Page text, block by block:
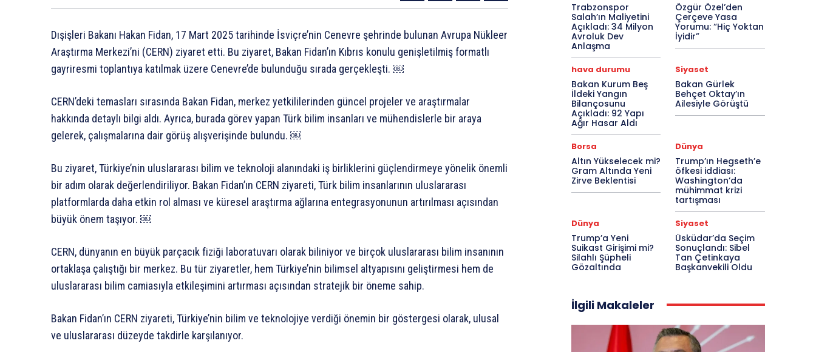
Dışişleri Bakanı Hakan Fidan, 17 Mart 2025 tarihinde İsviçre’nin Cenevre şehrinde bulunan Avrupa Nükleer
Araştırma Merkezi’ni (CERN) ziyaret etti. Bu ziyaret, Bakan Fidan’ın Kıbrıs konulu genişletilmiş formatlı
gayriresmi toplantıya katılmak üzere Cenevre’de bulunduğu sırada gerçekleşti. ￼
CERN’deki temasları sırasında Bakan Fidan, merkez yetkililerinden güncel projeler ve araştırmalar
hakkında detaylı bilgi aldı. Ayrıca, burada görev yapan Türk bilim insanları ve mühendislerle bir araya
gelerek, çalışmalarına dair görüş alışverişinde bulundu. ￼
Bu ziyaret, Türkiye’nin uluslararası bilim ve teknoloji alanındaki iş birliklerini güçlendirmeye yönelik önemli
bir adım olarak değerlendiriliyor. Bakan Fidan’ın CERN ziyareti, Türk bilim insanlarının uluslararası
platformlarda daha etkin rol alması ve küresel araştırma ağlarına entegrasyonunun artırılması açısından
büyük önem taşıyor. ￼
CERN, dünyanın en büyük parçacık fiziği laboratuvarı olarak biliniyor ve birçok uluslararası bilim insanının
ortaklaşa çalıştığı bir merkez. Bu tür ziyaretler, hem Türkiye’nin bilimsel altyapısını geliştirmesi hem de
uluslararası bilim camiasıyla etkileşimini artırması açısından stratejik bir öneme sahip.
Bakan Fidan’ın CERN ziyareti, Türkiye’nin bilim ve teknolojiye verdiği önemin bir göstergesi olarak, ulusal
ve uluslararası düzeyde takdirle karşılanıyor.
Trabzonspor
Salah’ın Maliyetini
Açıkladı: 34 Milyon
Avroluk Dev
Anlaşma
Özgür Özel’den
Çerçeve Yasa
Yorumu: “Hiç Yoktan
İyidir”
hava durumu
Bakan Kurum Beş
İldeki Yangın
Bilançosunu
Açıkladı: 92 Yapı
Ağır Hasar Aldı
Siyaset
Bakan Gürlek
Behçet Oktay’ın
Ailesiyle Görüştü
Borsa
Altın Yükselecek mi?
Gram Altında Yeni
Zirve Beklentisi
Dünya
Trump’ın Hegseth’e
öfkesi iddiası:
Washington’da
mühimmat krizi
tartışması
Dünya
Trump’a Yeni
Suikast Girişimi mi?
Silahlı Şüpheli
Gözaltında
Siyaset
Üsküdar’da Seçim
Sonuçlandı: Sibel
Tan Çetinkaya
Başkanvekili Oldu
İlgili Makaleler